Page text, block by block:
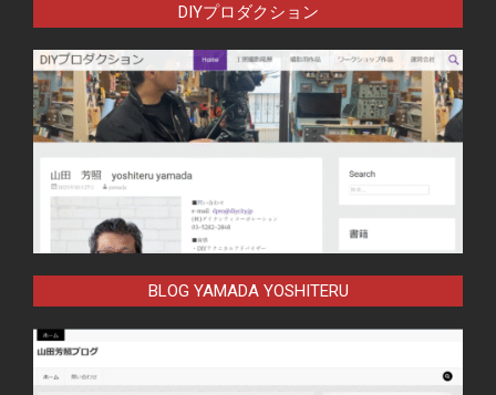
DIYプロダクション
BLOG YAMADA YOSHITERU